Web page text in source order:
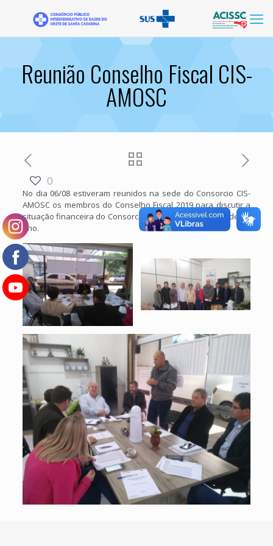
Reunião Conselho Fiscal CIS-
AMOSC
0
No dia 06/08 estiveram reunidos na sede do Consorcio CIS-
AMOSC os membros do Conselho Fiscal 2019 para discutir a
situação financeira do Consorcio no primeiro semestre deste
ano.